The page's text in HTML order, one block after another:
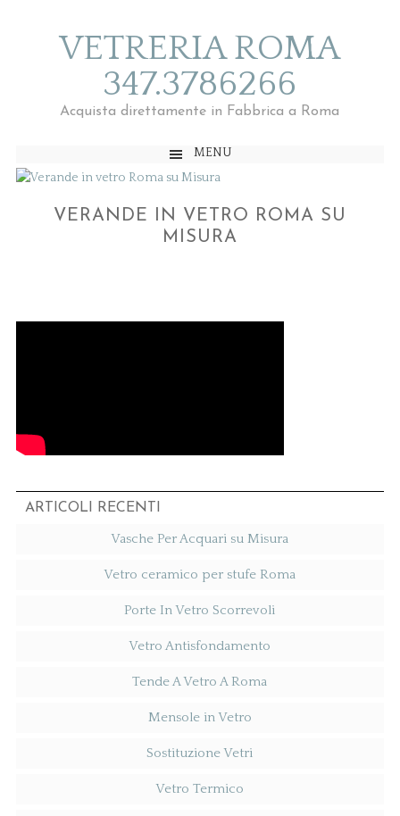
VETRERIA ROMA
347.3786266
Acquista direttamente in Fabbrica a Roma
MENU
VERANDE IN VETRO ROMA SU
MISURA
ARTICOLI RECENTI
Vasche Per Acquari su Misura
Vetro ceramico per stufe Roma
Porte In Vetro Scorrevoli
Vetro Antisfondamento
Tende A Vetro A Roma
Mensole in Vetro
Sostituzione Vetri
Vetro Termico